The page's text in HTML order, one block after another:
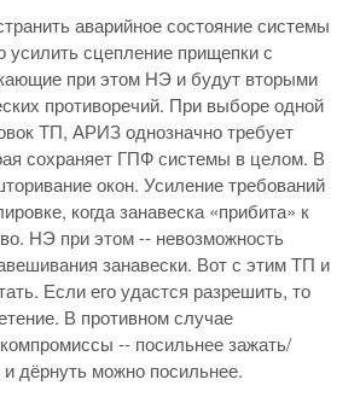
аварийное состояние системы
усилить сцепление прищепки с
при этом НЭ и будут вторыми
противоречий. При выборе одной
ТП, АРИЗ однозначно требует
сохраняет ГПФ системы в целом. В
окон. Усиление требований
когда занавеска «прибита» к
НЭ при этом -- невозможность
занавески. Вот с этим ТП и
Если его удастся разрешить, то
В противном случае
-- посильнее зажать/
дёрнуть можно посильнее.